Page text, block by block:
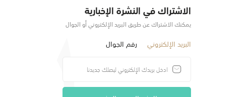
الاشتراك في النشرة الإخبارية
يمكنك الاشتراك عن طريق البريد الإلكتروني أو الجوال
البريد الإلكتروني رقم الجوال